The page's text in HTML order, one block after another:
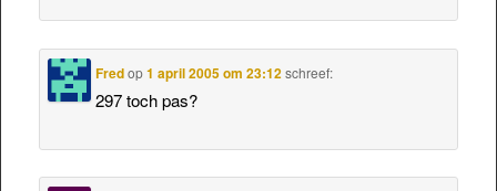
Fredop1 april 2005 om 23:12 schreef:
297 toch pas?